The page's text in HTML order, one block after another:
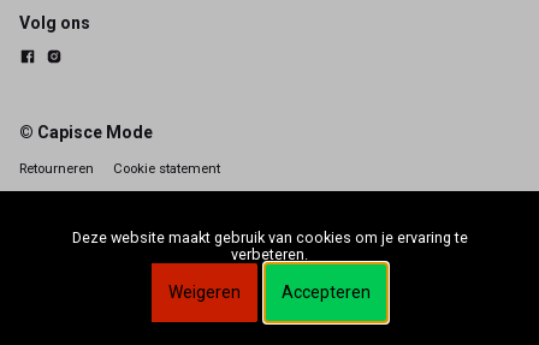
Volg ons
© Capisce Mode
Retourneren Cookie statement
Deze website maakt gebruik van cookies om je ervaring te
verbeteren.
Weigeren Accepteren